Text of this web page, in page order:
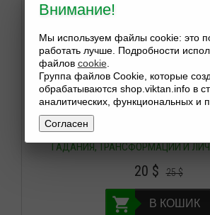
СВЕЧА КОРОЛЕВА ВЕДЬМ (ГЕКАТА)
ДУХОВНОЙ РАБОТЫ, ПСИХИЧЕСКОГО
ГАДАНИЯ, ТРАНСФОРМАЦИИ И
20 $ 25$
В КОШИК
Внимание!
Мы используем файлы cookie: это
работать лучше. Подробности
файлов cookie.
Группа файлов Cookie, которые
обрабатываются shop.viktan.info в
аналитических, функциональных и
Согласен